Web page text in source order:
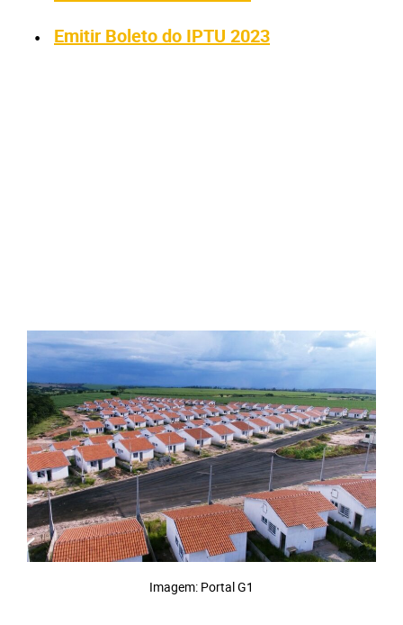
Emitir Boleto do IPTU 2023
Imagem: Portal G1